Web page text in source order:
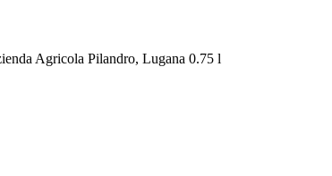
Agricola Pilandro, Lugana 0.75 l